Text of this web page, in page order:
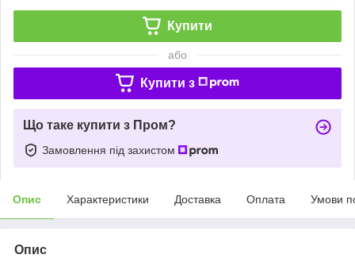
Купити
або
Купити з
Що таке купити з Пром?
Замовлення під захистом
Опис Характеристики Доставка Оплата Умови
Опис